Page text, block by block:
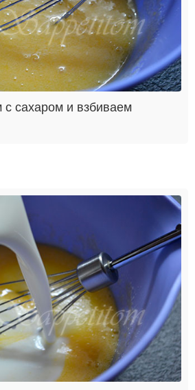
сахаром и взбиваем